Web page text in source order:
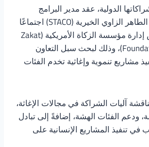
الدولية، عقد مدير البرامج
بمؤسسة الشيخ الطاهر الزاوي الخيرية (STACO) اجتماعًا
مع رئيس مجلس إدارة مؤسسة الزكاة الأمريكية (Zakat
Foundation of America)، وذلك لبحث سبل التعاون
مشاريع تنموية وإغاثية تخدم الفئات
آليات الشراكة في مجالات الإغاثة،
ودعم الفئات الهشة، إضافةً إلى تبادل
في تنفيذ المشاريع الإنسانية على